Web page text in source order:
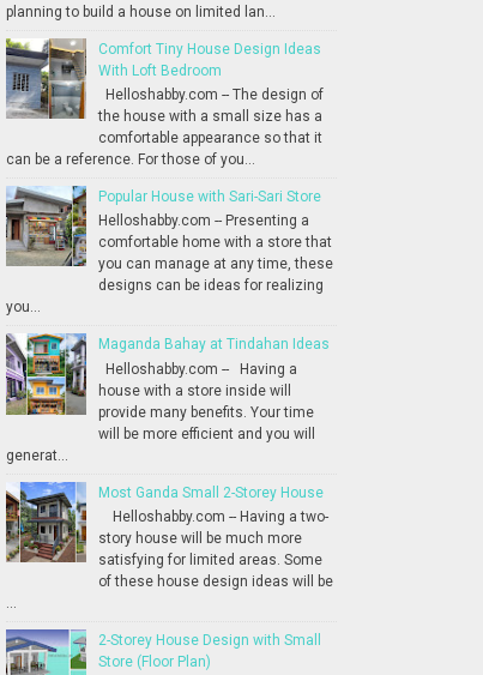
planning to build a house on limited lan...
Comfort Tiny House Design Ideas
With Loft Bedroom
Helloshabby.com -- The design of
the house with a small size has a
comfortable appearance so that it
can be a reference. For those of you...
Popular House with Sari-Sari Store
Helloshabby.com -- Presenting a
comfortable home with a store that
you can manage at any time, these
designs can be ideas for realizing
you...
Maganda Bahay at Tindahan Ideas
Helloshabby.com -- Having a
house with a store inside will
provide many benefits. Your time
will be more efficient and you will
generat...
Most Ganda Small 2-Storey House
Helloshabby.com -- Having a two-
story house will be much more
satisfying for limited areas. Some
of these house design ideas will be
...
2-Storey House Design with Small
Store (Floor Plan)